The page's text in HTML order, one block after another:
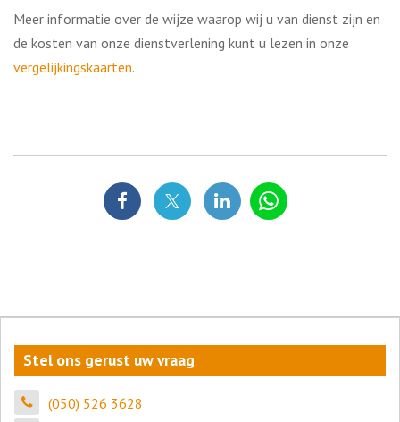
Meer informatie over de wijze waarop wij u van dienst zijn en
de kosten van onze dienstverlening kunt u lezen in onze
vergelijkingskaarten.
Stel ons gerust uw vraag
(050) 526 3628